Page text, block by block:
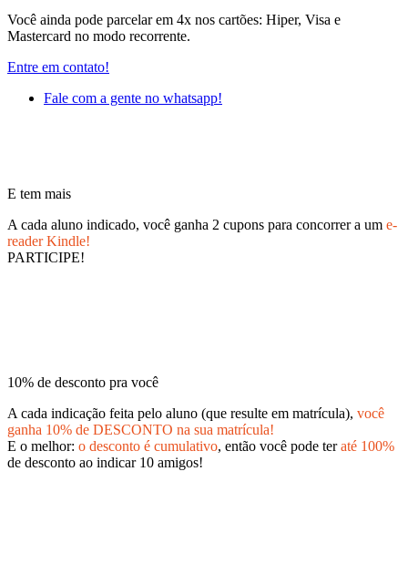
Você ainda pode parcelar em 4x nos cartões: Hiper, Visa e
Mastercard no modo recorrente.
Entre em contato!
Fale com a gente no whatsapp!
E tem mais
A cada aluno indicado, você ganha 2 cupons para concorrer a um e-
reader Kindle!
PARTICIPE!
10% de desconto pra você
A cada indicação feita pelo aluno (que resulte em matrícula), você
ganha 10% de DESCONTO na sua matrícula!
E o melhor: o desconto é cumulativo, então você pode teraté 100%
de desconto ao indicar 10 amigos!